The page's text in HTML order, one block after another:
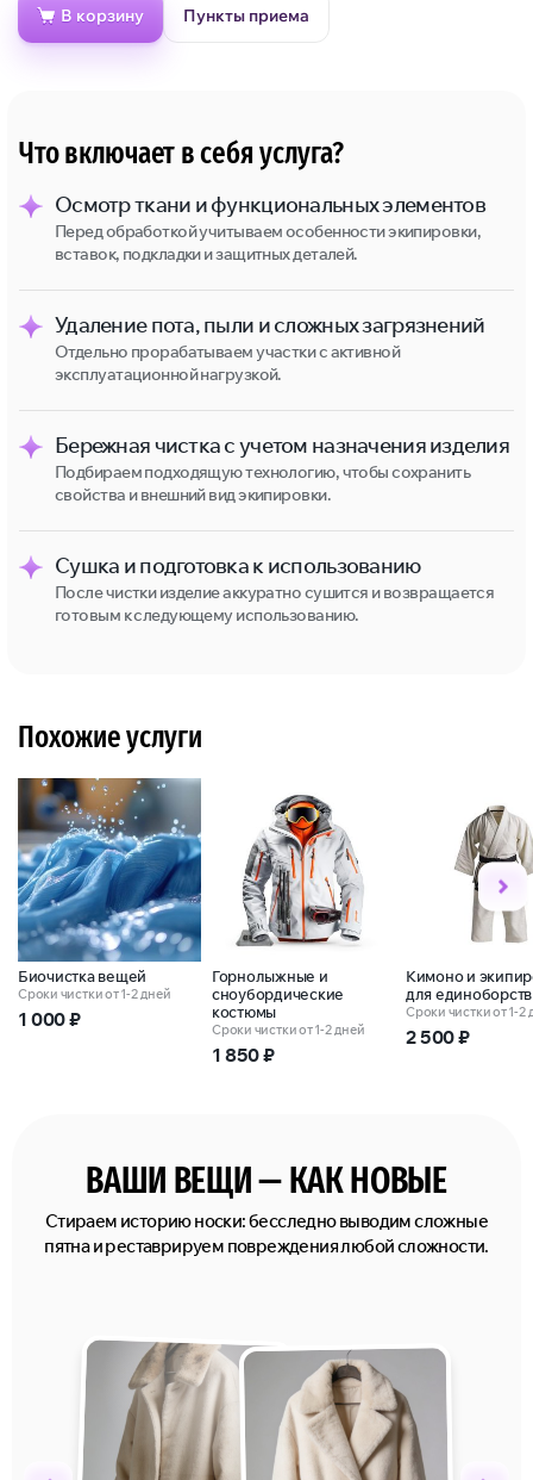
В корзину Пункты приема
Что включает в себя услуга?
Осмотр ткани и функциональных элементов
Перед обработкой учитываем особенности экипировки,
вставок, подкладки и защитных деталей.
Удаление пота, пыли и сложных загрязнений
Отдельно прорабатываем участки с активной
эксплуатационной нагрузкой.
Бережная чистка с учетом назначения изделия
Подбираем подходящую технологию, чтобы сохранить
свойства и внешний вид экипировки.
Сушка и подготовка к использованию
После чистки изделие аккуратно сушится и возвращается
готовым к следующему использованию.
Похожие услуги
Биочистка вещей
Сроки чистки от 1-2 дней
1 000₽
Горнолыжные и
сноубордические
костюмы
Сроки чистки от 1-2 дней
1 850₽
Кимоно и
для единоборств
Сроки чистки от 1-2
2 500₽
ВАШИ ВЕЩИ — КАК НОВЫЕ
Стираем историю носки: бесследно выводим сложные
пятна и реставрируем повреждения любой сложности.